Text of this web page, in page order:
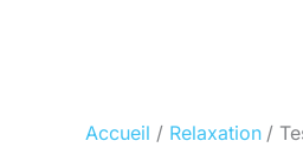
Accueil Relaxation